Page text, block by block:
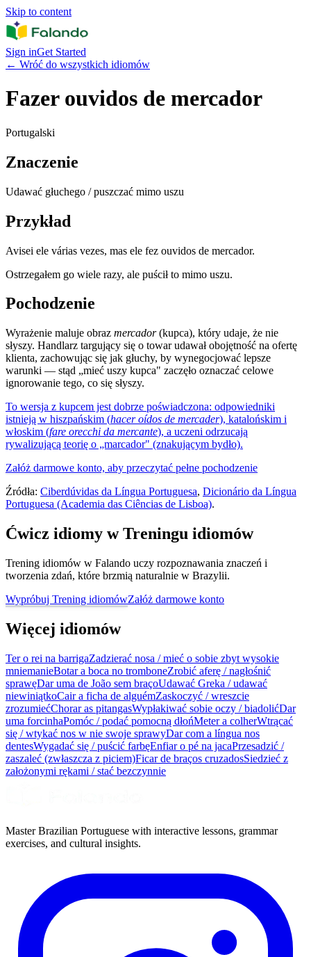
Skip to content
Sign inGet Started
← Wróć do wszystkich idiomów
Fazer ouvidos de mercador
Portugalski
Znaczenie
Udawać głuchego / puszczać mimo uszu
Przykład
Avisei ele várias vezes, mas ele fez ouvidos de mercador.
Ostrzegałem go wiele razy, ale puścił to mimo uszu.
Pochodzenie
Wyrażenie maluje obraz mercador(kupca), który udaje, że nie
słyszy. Handlarz targujący się o towar udawał obojętność na ofertę
klienta, zachowując się jak głuchy, by wynegocjować lepsze
warunki — stąd „mieć uszy kupca" zaczęło oznaczać celowe
ignorowanie tego, co się słyszy.
To wersja z kupcem jest dobrze poświadczona: odpowiedniki
istnieją w hiszpańskim (hacer oídos de mercader), katalońskim i
włoskim (fare orecchi da mercante), a uczeni odrzucają
rywalizującą teorię o „marcador" (znakującym bydło).
Załóż darmowe konto, aby przeczytać pełne pochodzenie
Źródła: Ciberdúvidas da Língua Portuguesa, Dicionário da Língua
Portuguesa (Academia das Ciências de Lisboa).
Ćwicz idiomy w Treningu idiomów
Trening idiomów w Falando uczy rozpoznawania znaczeń i
tworzenia zdań, które brzmią naturalnie w Brazylii.
Wypróbuj Trening idiomówZałóż darmowe konto
Więcej idiomów
Ter o rei na barrigaZadzierać nosa / mieć o sobie zbyt wysokie
mniemanieBotar a boca no tromboneZrobić aferę / nagłośnić
sprawęDar uma de João sem braçoUdawać Greka / udawać
niewiniątkoCair a ficha de alguémZaskoczyć / wreszcie
zrozumiećChorar as pitangasWypłakiwać sobie oczy / biadolićDar
uma forcinhaPomóc / podać pomocną dłońMeter a colherWtrącać
się / wtykać nos w nie swoje sprawyDar com a língua nos
dentesWygadać się / puścić farbęEnfiar o pé na jacaPrzesadzić /
zaszaleć (zwłaszcza z piciem)Ficar de braços cruzadosSiedzieć z
założonymi rękami / stać bezczynnie
Master Brazilian Portuguese with interactive lessons, grammar
exercises, and cultural insights.